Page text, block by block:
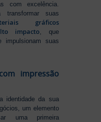
com excelência.
transformar suas
gráficos
impacto, que
impulsionam suas
impressão
identidade da sua
um elemento
uma primeira